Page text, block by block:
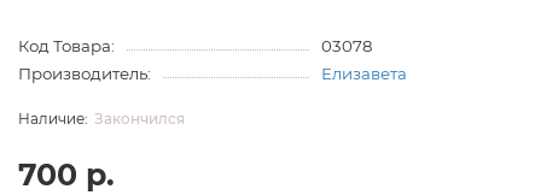
Код Товара:
03078
Производитель:
Елизавета
Закончился
700 р.